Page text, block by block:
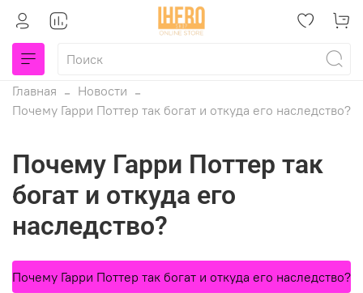
Главная
Новости
Почему Гарри Поттер так богат и откуда его наследство?
Почему Гарри Поттер так
богат и откуда его
наследство?
Почему Гарри Поттер так богат и откуда его наследство?